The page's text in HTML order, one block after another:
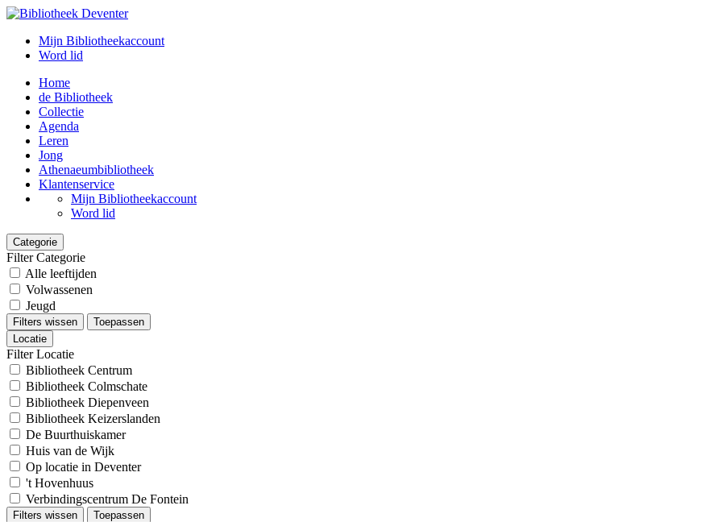
Mijn Bibliotheekaccount
Word lid
Home
de Bibliotheek
Collectie
Agenda
Leren
Jong
Athenaeumbibliotheek
Klantenservice
Mijn Bibliotheekaccount
Word lid
Categorie
Filter Categorie
Alle leeftijden
Volwassenen
Jeugd
Filters wissen
Toepassen
Locatie
Filter Locatie
Bibliotheek Centrum
Bibliotheek Colmschate
Bibliotheek Diepenveen
Bibliotheek Keizerslanden
De Buurthuiskamer
Huis van de Wijk
Op locatie in Deventer
't Hovenhuus
Verbindingscentrum De Fontein
Filters wissen
Toepassen